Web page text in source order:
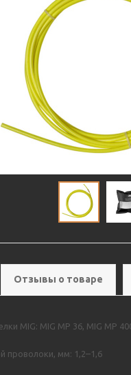
Отзывы о товаре
MIG: MIG MP 36, MIG MP
проволоки, мм: 1,2–1,6